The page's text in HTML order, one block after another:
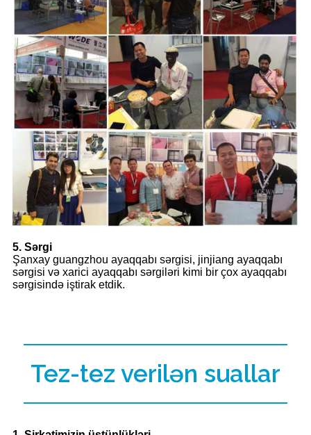
5. Sərgi
Şanxay guangzhou ayaqqabı sərgisi, jinjiang ayaqqabı
sərgisi və xarici ayaqqabı sərgiləri kimi bir çox ayaqqabı
sərgisində iştirak etdik.
Tez-tez verilən suallar